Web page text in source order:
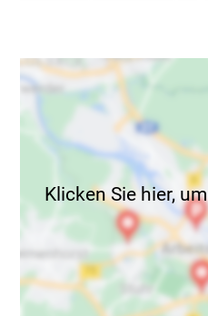
Klicken Sie hier,